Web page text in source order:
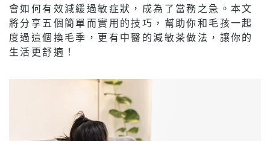
會如何有效減緩過敏症狀，成為了當務之急。本文
將分享五個簡單而實用的技巧，幫助你和毛孩一起
度過這個換毛季，更有中醫的減敏茶做法，讓你的
生活更舒適！